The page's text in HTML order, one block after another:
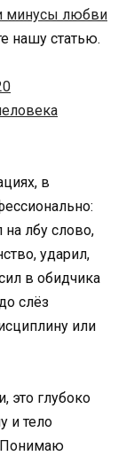
минусы любви
нашу статью.
в
на лбу слово,
ударил,
в обидчика
слёз
или
это глубоко
и тело
Понимаю